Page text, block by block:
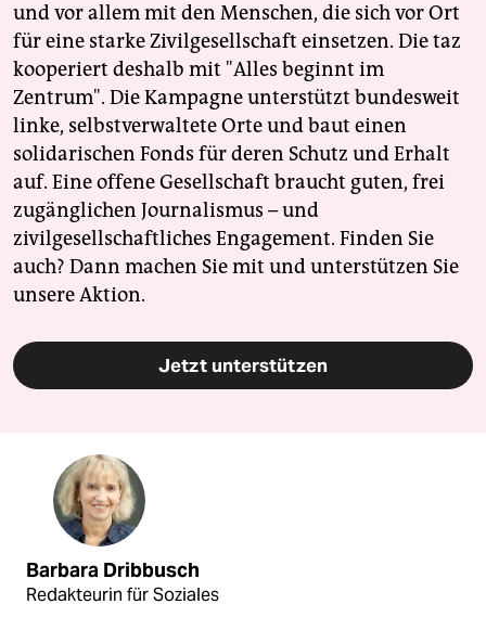
und vor allem mit den Menschen, die sich vor Ort
für eine starke Zivilgesellschaft einsetzen. Die taz
kooperiert deshalb mit "Alles beginnt im
Zentrum". Die Kampagne unterstützt bundesweit
linke, selbstverwaltete Orte und baut einen
solidarischen Fonds für deren Schutz und Erhalt
auf. Eine offene Gesellschaft braucht guten, frei
zugänglichen Journalismus – und
zivilgesellschaftliches Engagement. Finden Sie
auch? Dann machen Sie mit und unterstützen Sie
unsere Aktion.
Jetzt unterstützen
Barbara Dribbusch
Redakteurin für Soziales